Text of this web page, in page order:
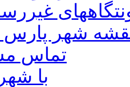
شهر پارس
تماس
با